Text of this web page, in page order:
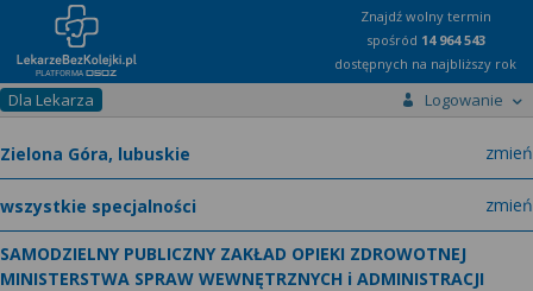
Znajdź wolny termin
spośród 14 964 543
dostępnych na najbliższy rok
Dla Lekarza Logowanie
zmień
zmień
SAMODZIELNY PUBLICZNY ZAKŁAD OPIEKI ZDROWOTNEJ
MINISTERSTWA SPRAW WEWNĘTRZNYCH i ADMINISTRACJI